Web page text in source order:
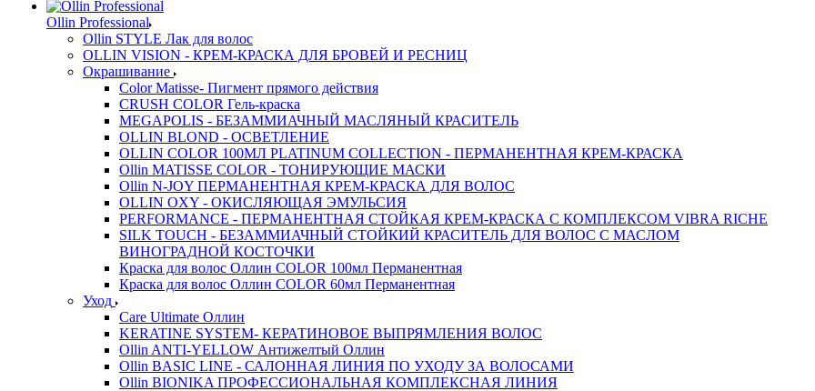
Ollin Professional
Ollin STYLE Лак для волос
OLLIN VISION - КРЕМ-КРАСКА ДЛЯ БРОВЕЙ И РЕСНИЦ
Окрашивание
Color Matisse- Пигмент прямого действия
CRUSH COLOR Гель-краска
MEGAPOLIS - БЕЗАММИАЧНЫЙ МАСЛЯНЫЙ КРАСИТЕЛЬ
OLLIN BLOND - ОСВЕТЛЕНИЕ
OLLIN COLOR 100МЛ PLATINUM COLLECTION - ПЕРМАНЕНТНАЯ КРЕМ-КРАСКА
Ollin MATISSE COLOR - ТОНИРУЮЩИЕ МАСКИ
Ollin N-JOY ПЕРМАНЕНТНАЯ КРЕМ-КРАСКА ДЛЯ ВОЛОС
OLLIN OXY - ОКИСЛЯЮЩАЯ ЭМУЛЬСИЯ
PERFORMANCE - ПЕРМАНЕНТНАЯ СТОЙКАЯ КРЕМ-КРАСКА С КОМПЛЕКСОМ VIBRA RICHE
SILK TOUCH - БЕЗАММИАЧНЫЙ СТОЙКИЙ КРАСИТЕЛЬ ДЛЯ ВОЛОС С МАСЛОМ
ВИНОГРАДНОЙ КОСТОЧКИ
Краска для волос Оллин COLOR 100мл Перманентная
Краска для волос Оллин COLOR 60мл Перманентная
Уход
Care Ultimate Оллин
KERATINE SYSTEM- КЕРАТИНОВОЕ ВЫПРЯМЛЕНИЯ ВОЛОС
Ollin ANTI-YELLOW Антижелтый Оллин
Ollin BASIC LINE - САЛОННАЯ ЛИНИЯ ПО УХОДУ ЗА ВОЛОСАМИ
Ollin BIONIKA ПРОФЕССИОНАЛЬНАЯ КОМПЛЕКСНАЯ ЛИНИЯ